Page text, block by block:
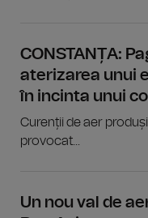
CONSTANȚA:
aterizarea unui
în incinta unui
Curenții de aer
provocat...
Un nou val de